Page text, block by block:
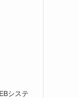
システ